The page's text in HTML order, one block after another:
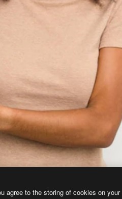
agree to the storing of cookies on